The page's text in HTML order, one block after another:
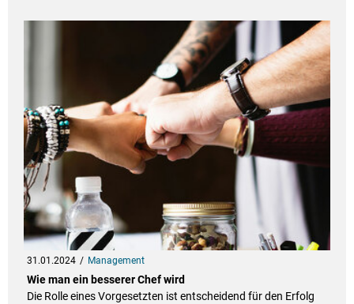
31.01.2024 Management
Wie man ein besserer Chef wird
Die Rolle eines Vorgesetzten ist entscheidend für den Erfolg